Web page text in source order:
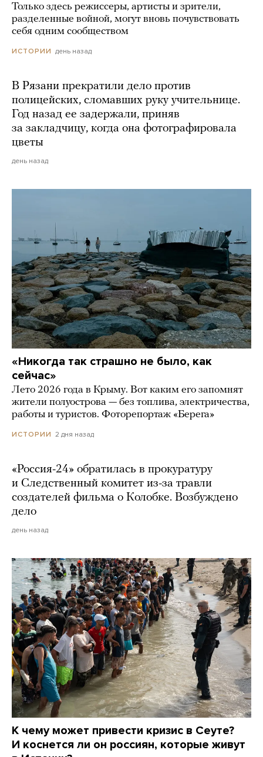
Только здесь режиссеры, артисты и зрители,
разделенные войной, могут вновь почувствовать
себя одним сообществом
ИСТОРИИ день назад
В Рязани прекратили дело против
полицейских, сломавших руку учительнице.
Год назад ее задержали, приняв
за закладчицу, когда она фотографировала
цветы
день назад
«Никогда так страшно не было, как
сейчас»
Лето 2026 года в Крыму. Вот каким его запомнят
жители полуострова — без топлива, электричества,
работы и туристов. Фоторепортаж «Берега»
ИСТОРИИ 2 дня назад
«Россия-24» обратилась в прокуратуру
и Следственный комитет из-за травли
создателей фильма о Колобке. Возбуждено
дело
день назад
К чему может привести кризис в Сеуте?
И коснется ли он россиян, которые живут